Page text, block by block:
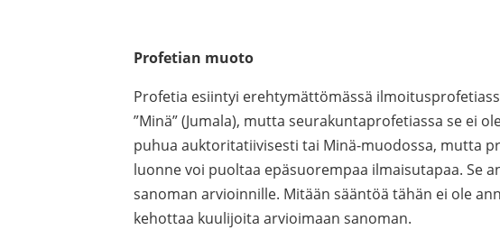
Profetian muoto
Profetia esiintyi erehtymättömässä
”Minä” (Jumala), mutta seurakuntaprofetiassa se ei
puhua auktoritatiivisesti tai Minä-muodossa, mutta
luonne voi puoltaa epäsuorempaa ilmaisutapaa. Se
sanoman arvioinnille. Mitään sääntöä tähän ei ole
kehottaa kuulijoita arvioimaan sanoman.